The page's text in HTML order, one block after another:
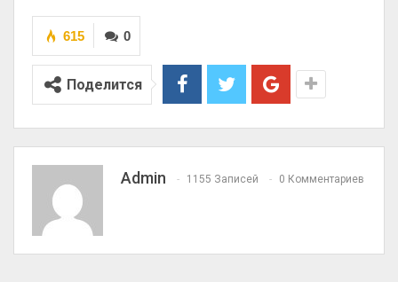
0
615
Поделится
Admin 1155 Записей 0 Комментариев